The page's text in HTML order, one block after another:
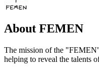
About FEMEN
The mission of the
helping to reveal the talents